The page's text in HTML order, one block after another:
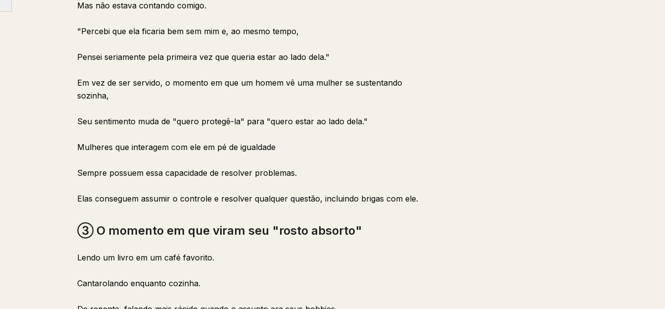
Mas não estava contando comigo.
"Percebi que ela ficaria bem sem mim e, ao mesmo tempo,
Pensei seriamente pela primeira vez que queria estar ao lado dela."
Em vez de ser servido, o momento em que um homem vê uma mulher se sustentando
sozinha,
Seu sentimento muda de "quero protegê-la" para "quero estar ao lado dela."
Mulheres que interagem com ele em pé de igualdade
Sempre possuem essa capacidade de resolver problemas.
Elas conseguem assumir o controle e resolver qualquer questão, incluindo brigas com ele.
③ O momento em que viram seu "rosto absorto"
Lendo um livro em um café favorito.
Cantarolando enquanto cozinha.